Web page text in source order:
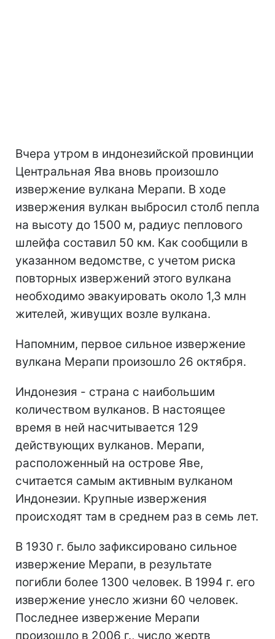
Вчера утром в индонезийской провинции
Центральная Ява вновь произошло
извержение вулкана Мерапи. В ходе
извержения вулкан выбросил столб пепла
на высоту до 1500 м, радиус пеплового
шлейфа составил 50 км. Как сообщили в
указанном ведомстве, с учетом риска
повторных извержений этого вулкана
необходимо эвакуировать около 1,3 млн
жителей, живущих возле вулкана.
Напомним, первое сильное извержение
вулкана Мерапи произошло 26 октября.
Индонезия - страна с наибольшим
количеством вулканов. В настоящее
время в ней насчитывается 129
действующих вулканов. Мерапи,
расположенный на острове Яве,
считается самым активным вулканом
Индонезии. Крупные извержения
происходят там в среднем раз в семь лет.
В 1930 г. было зафиксировано сильное
извержение Мерапи, в результате
погибли более 1300 человек. В 1994 г. его
извержение унесло жизни 60 человек.
Последнее извержение Мерапи
произошло в 2006 г., число жертв